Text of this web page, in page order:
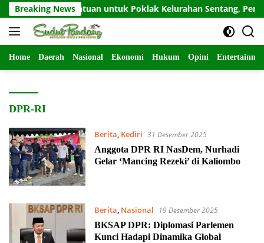
Langsung
ke
konten
Breaking News
Bantuan untuk Poklak Kelurahan Sentang, Perkuat
Home Daerah Nasional Ekonomi Hukum Opini
DPR-RI
Berita, Kediri 31 Desember 2025
Anggota DPR RI NasDem, Nurhadi
Gelar ‘Mancing Rezeki’ di Kaliombo
Berita, Nasional
19 Desember 2025
BKSAP DPR: Diplomasi Parlemen
Kunci Hadapi Dinamika Global